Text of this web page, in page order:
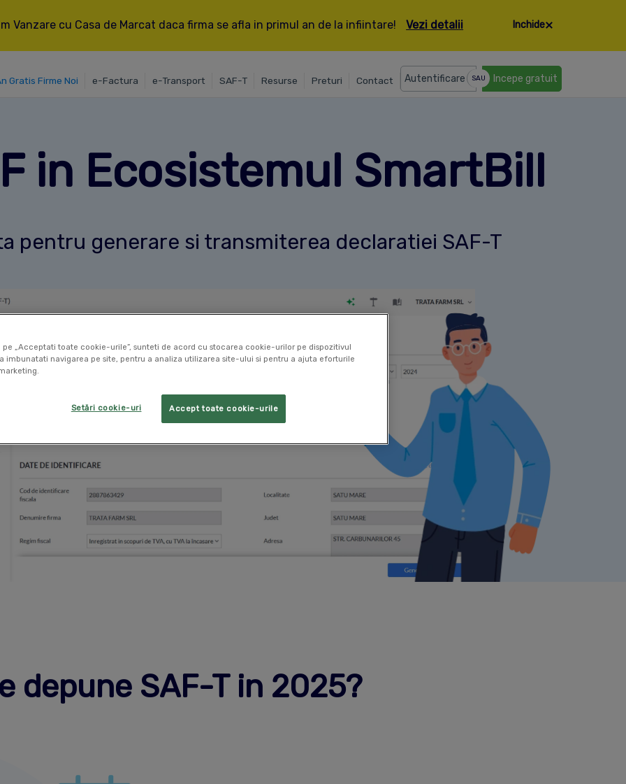
Vanzare cu Casa de Marcat daca firma se afla in primul an de la infiintare! Vezi detalii Inchide
Gratis Firme Noi e-Factura e-Transport SAF-T Resurse Preturi Contact Autentificare SAU Incepe gratuit
in Ecosistemul SmartBill
pentru generare si transmiterea declaratiei SAF-T
depune SAF-T in 2025?
„Acceptati toate cookie-urile”, sunteti de acord cu stocarea cookie-urilor pe dispozitivul
imbunatati navigarea pe site, pentru a analiza utilizarea site-ului si pentru a ajuta eforturile
Accept toate cookie-urile
Setări cookie-uri